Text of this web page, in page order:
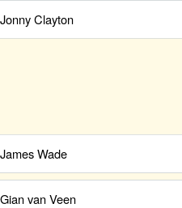
Jonny Clayton
James Wade
Gian van Veen